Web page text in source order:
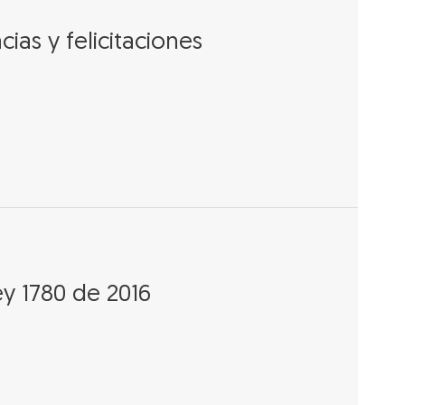
y felicitaciones
1780 de 2016